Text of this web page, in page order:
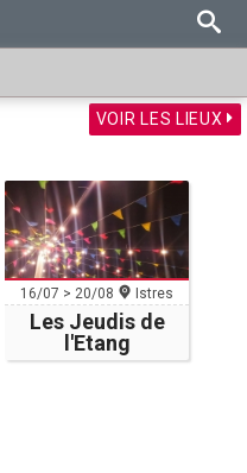
VOIR LES LIEUX
16/07 > 20/08 Istres
Les Jeudis de
l'Etang